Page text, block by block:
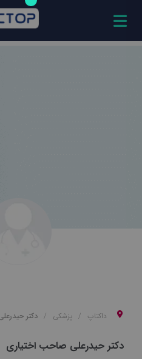
داکتاپ پزشکی دکتر
دکتر حیدرعلی صاحب اختیاری